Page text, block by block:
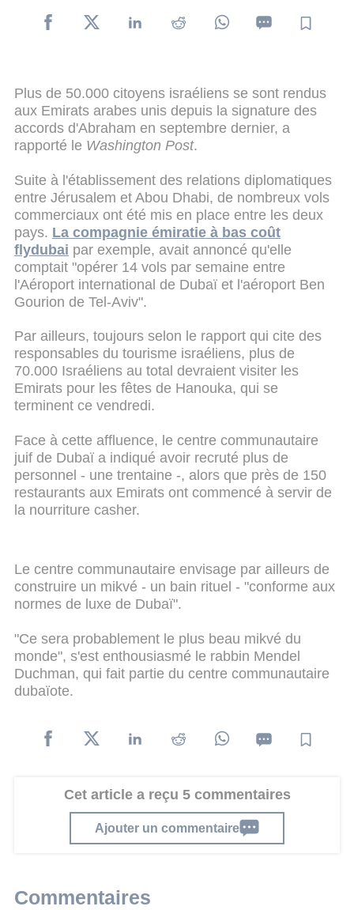
Plus de 50.000 citoyens israéliens se sont rendus
aux Emirats arabes unis depuis la signature des
accords d'Abraham en septembre dernier, a
rapporté le Washington Post.
Suite à l'établissement des relations diplomatiques
entre Jérusalem et Abou Dhabi, de nombreux vols
commerciaux ont été mis en place entre les deux
pays. La compagnie émiratie à bas coût
flydubai par exemple, avait annoncé qu'elle
comptait "opérer 14 vols par semaine entre
l'Aéroport international de Dubaï et l'aéroport Ben
Gourion de Tel-Aviv".
Par ailleurs, toujours selon le rapport qui cite des
responsables du tourisme israéliens, plus de
70.000 Israéliens au total devraient visiter les
Emirats pour les fêtes de Hanouka, qui se
terminent ce vendredi.
Face à cette affluence, le centre communautaire
juif de Dubaï a indiqué avoir recruté plus de
personnel - une trentaine -, alors que près de 150
restaurants aux Emirats ont commencé à servir de
la nourriture casher.
Le centre communautaire envisage par ailleurs de
construire un mikvé - un bain rituel - "conforme aux
normes de luxe de Dubaï".
"Ce sera probablement le plus beau mikvé du
monde", s'est enthousiasmé le rabbin Mendel
Duchman, qui fait partie du centre communautaire
dubaïote.
Cet article a reçu 5 commentaires
Ajouter un commentaire
Commentaires